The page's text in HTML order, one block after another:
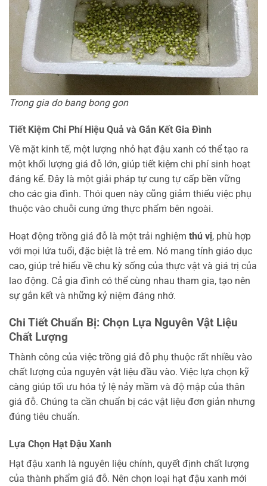
Trong gia do bang bong gon
Tiết Kiệm Chi Phí Hiệu Quả và Gắn Kết Gia Đình
Về mặt kinh tế, một lượng nhỏ hạt đậu xanh có thể tạo ra
một khối lượng giá đỗ lớn, giúp tiết kiệm chi phí sinh hoạt
đáng kể. Đây là một giải pháp tự cung tự cấp bền vững
cho các gia đình. Thói quen này cũng giảm thiểu việc phụ
thuộc vào chuỗi cung ứng thực phẩm bên ngoài.
Hoạt động trồng giá đỗ là một trải nghiệm thú vị, phù hợp
với mọi lứa tuổi, đặc biệt là trẻ em. Nó mang tính giáo dục
cao, giúp trẻ hiểu về chu kỳ sống của thực vật và giá trị của
lao động. Cả gia đình có thể cùng nhau tham gia, tạo nên
sự gắn kết và những kỷ niệm đáng nhớ.
Chi Tiết Chuẩn Bị: Chọn Lựa Nguyên Vật Liệu
Chất Lượng
Thành công của việc trồng giá đỗ phụ thuộc rất nhiều vào
chất lượng của nguyên vật liệu đầu vào. Việc lựa chọn kỹ
càng giúp tối ưu hóa tỷ lệ nảy mầm và độ mập của thân
giá đỗ. Chúng ta cần chuẩn bị các vật liệu đơn giản nhưng
đúng tiêu chuẩn.
Lựa Chọn Hạt Đậu Xanh
Hạt đậu xanh là nguyên liệu chính, quyết định chất lượng
của thành phẩm giá đỗ. Nên chọn loại hạt đậu xanh mới